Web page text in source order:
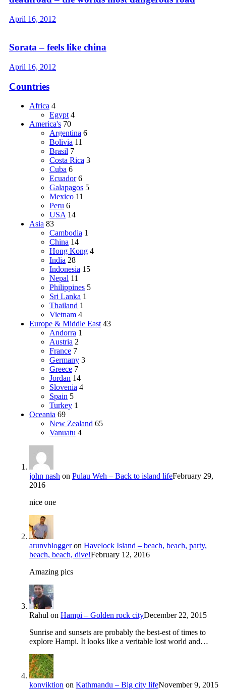
April 16, 2012
Sorata – feels like china
April 16, 2012
Countries
Africa 4
Egypt 4
America's 70
Argentina 6
Bolivia 11
Brasil 7
Costa Rica 3
Cuba 6
Ecuador 6
Galapagos 5
Mexico 11
Peru 6
USA 14
Asia 83
Cambodia 1
China 14
Hong Kong 4
India 28
Indonesia 15
Nepal 11
Philippines 5
Sri Lanka 1
Thailand 1
Vietnam 4
Europe & Middle East 43
Andorra 1
Austria 2
France 7
Germany 3
Greece 7
Jordan 14
Slovenia 4
Spain 5
Turkey 1
Oceania 69
New Zealand 65
Vanuatu 4
john nash on Pulau Weh – Back to island lifeFebruary 29,
2016
nice one
arunvbloggeron Havelock Island – beach, beach, party,
beach, beach, dive!February 12, 2016
Amazing pics
Rahul on Hampi – Golden rock cityDecember 22, 2015
Sunrise and sunsets are probably the best-est of times to
explore Hampi. It looks like a veritable lost world and…
konviktion on Kathmandu – Big city lifeNovember 9, 2015